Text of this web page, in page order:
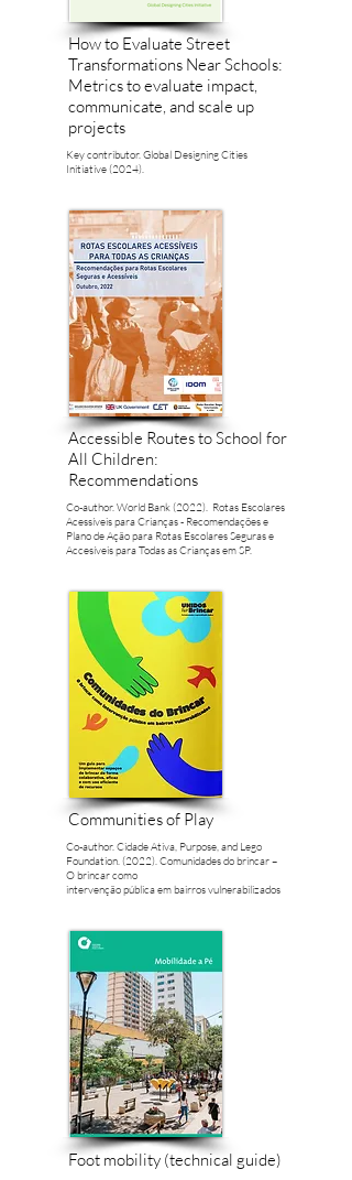
How to Evaluate Street
Transformations Near Schools:
Metrics to evaluate impact,
communicate, and scale up
projects
Key contributor. Global Designing Cities
Initiative (2024).
Accessible Routes to School for
All Children:
Recommendations
Co-author. World Bank (2022). Rotas Escolares
Acessíveis para Crianças - Recomendações e
Plano de Ação para Rotas Escolares Seguras e
Accesíveis para Todas as Crianças em SP.
Communities of Play
Co-author. Cidade Ativa, Purpose, and Lego
Foundation. (2022). Comunidades do brincar –
O brincar como
intervenção pública em bairros vulnerabilizados
Foot mobility (technical guide)